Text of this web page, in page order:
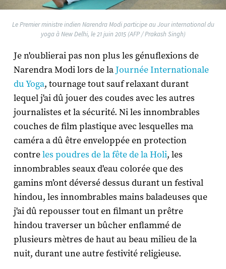
Le Premier ministre indien Narendra Modi participe au Jour international du
yoga à New Delhi, le 21 juin 2015 (AFP / Prakash Singh)
Je n'oublierai pas non plus les génuflexions de
Narendra Modi lors de laJournée Internationale
du Yoga, tournage tout sauf relaxant durant
lequel j'ai dû jouer des coudes avec les autres
journalistes et la sécurité. Ni les innombrables
couches de film plastique avec lesquelles ma
caméra a dû être enveloppée en protection
contreles poudres de la fête de la Holi, les
innombrables seaux d'eau colorée que des
gamins m’ont déversé dessus durant un festival
hindou, les innombrables mains baladeuses que
j'ai dû repousser tout en filmant un prêtre
hindou traverser un bûcher enflammé de
plusieurs mètres de haut au beau milieu de la
nuit, durant une autre festivité religieuse.